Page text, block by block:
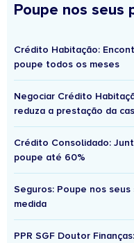
Poupe nos seus
Crédito Habitação:
poupe todos os meses
Negociar Crédito
reduza a prestação da
Crédito Consolidado:
poupe até 60%
Seguros: Poupe nos
medida
PPR SGF Doutor